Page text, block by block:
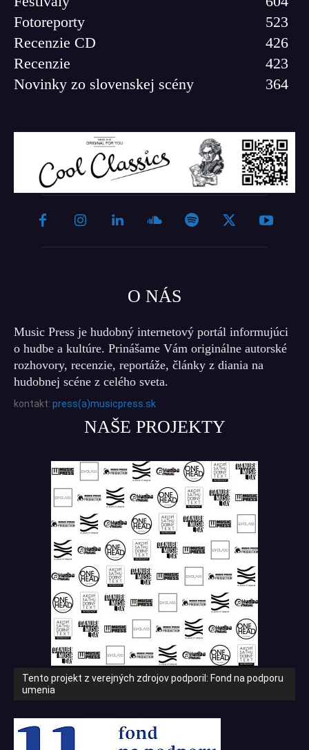
Fotoreporty
523
Recenzie CD
426
Recenzie
423
Novinky zo slovenskej scény
364
O NÁS
Music Press je hudobný internetový portál informujúci
o hudbe a kultúre. Prinášame Vám originálne autorské
rozhovory, recenzie, reportáže, články z diania na
hudobnej scéne z celého sveta.
kontakt: press(a)musicpress.sk
NAŠE PROJEKTY
Tento projekt z verejných zdrojov podporil: Fond na podporu
umenia